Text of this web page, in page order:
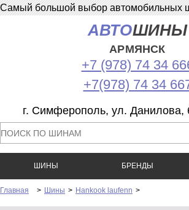
Самый большой выбор автомобильных
АВТОШИНЫ
АРМЯНСК
+7 (978) 74 34
+7(978) 74 34
г. Симферополь, ул. Данилова,
ШИНЫ БРЕНДЫ
Главная > Шины > Hankook laufenn >